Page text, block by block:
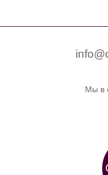
Мы в